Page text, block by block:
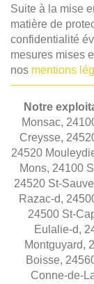
Suite à la mise
matière de
confidentialité
mesures mises
nos mentions
Notre
Monsac,
Creysse,
24520
Mons, 24100
24520 St-
Razac-d,
24500 St-
Eulalie-d,
Montguyard,
Boisse,
Conne-de-